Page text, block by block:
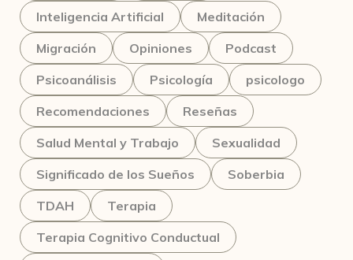
Inteligencia Artificial
Meditación
Migración
Opiniones
Podcast
Psicoanálisis
Psicología
psicologo
Recomendaciones
Reseñas
Salud Mental y Trabajo
Sexualidad
Significado de los Sueños
Soberbia
TDAH
Terapia
Terapia Cognitivo Conductual